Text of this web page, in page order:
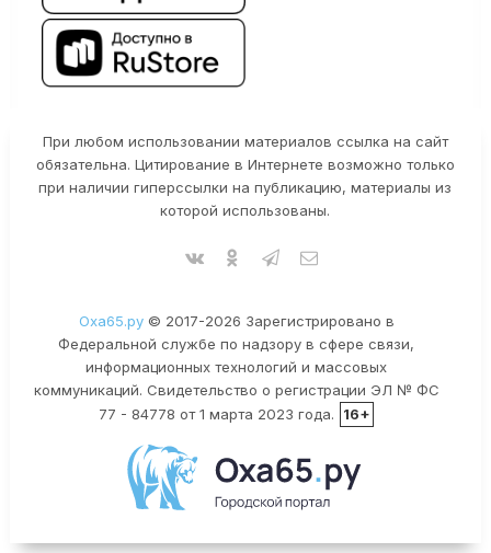
При любом использовании материалов ссылка на сайт
обязательна. Цитирование в Интернете возможно только
при наличии гиперссылки на публикацию, материалы из
которой использованы.
Оха65.ру© 2017-2026 Зарегистрировано в
Федеральной службе по надзору в сфере связи,
информационных технологий и массовых
коммуникаций. Свидетельство о регистрации ЭЛ № ФС
77 - 84778 от 1 марта 2023 года.
16+